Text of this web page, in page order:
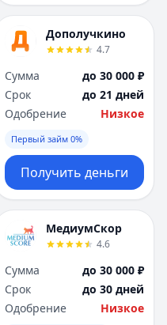
Дополучкино
4.7
Сумма
до 30 000 ₽
Срок
до 21 дней
Одобрение
Низкое
Первый займ 0%
Получить деньги
МедиумСкор
4.6
Сумма
до 30 000 ₽
Срок
до 30 дней
Одобрение
Низкое